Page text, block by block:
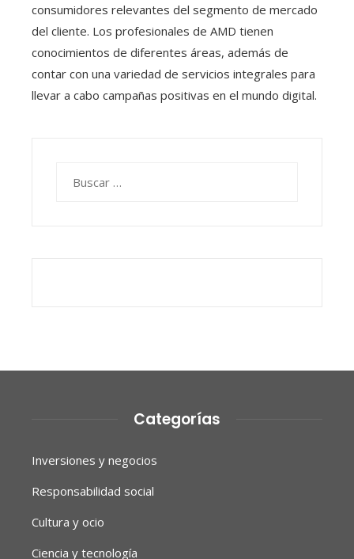
consumidores relevantes del segmento de mercado
del cliente. Los profesionales de AMD tienen
conocimientos de diferentes áreas, además de
contar con una variedad de servicios integrales para
llevar a cabo campañas positivas en el mundo digital.
Categorías
Inversiones y negocios
Responsabilidad social
Cultura y ocio
Ciencia y tecnología